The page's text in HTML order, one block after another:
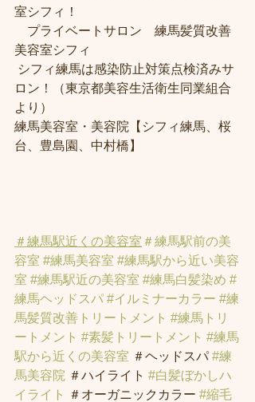
室シフィ！
プライベートサロン　練馬髪質改善
美容室シフィ
ロン！（東京都美容生活衛生同業組合
より）
練馬美容室・美容院【シフィ練馬、桜
台、豊島園、中村橋】
＃練馬駅近くの美容室 ＃練馬駅前の美
容室 #練馬美容室 #練馬駅から近い美容
室 #練馬駅近の美容室 #練馬白髪染め #
練馬ヘッドスパ #イルミナーカラー #練
馬髪質改善トリートメント #練馬トリ
ートメント #素髪トリートメント #練馬
駅から近くの美容室 ＃ヘッドスパ #練
馬美容院 ＃ハイライト #白髪ぼかしハ
イライト
＃オーガニックカラー #縮毛